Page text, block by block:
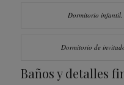
Dormitorio infantil.
Dormitorio de
Baños y detalles